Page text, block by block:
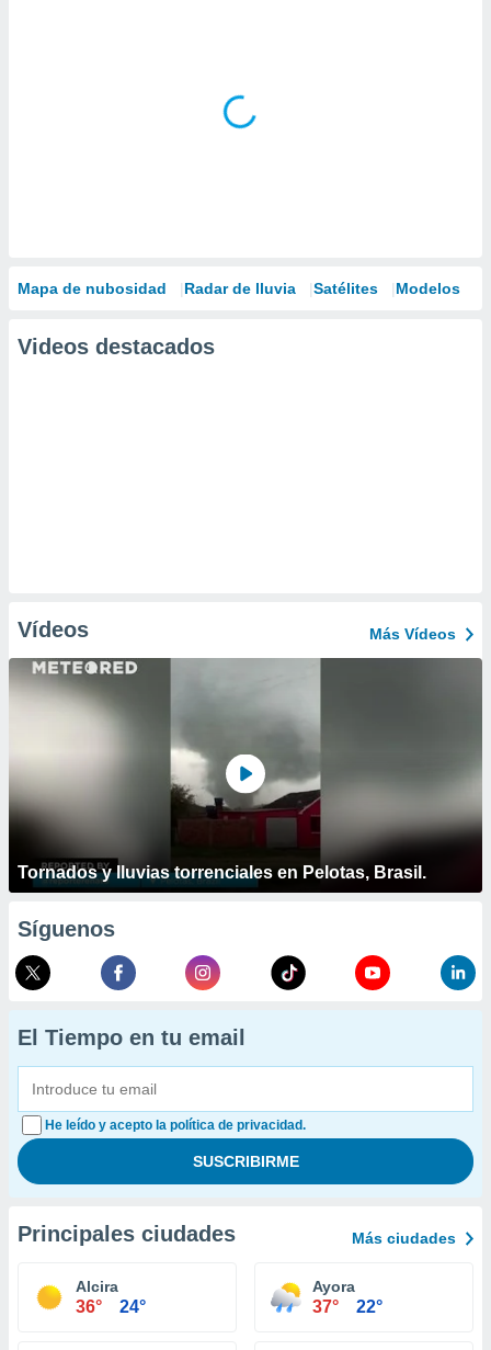
Mapa de nubosidad Radar de lluvia Satélites Modelos
Videos destacados
Vídeos Más Vídeos
Tornados y lluvias torrenciales en Pelotas, Brasil.
Síguenos
El Tiempo en tu email
He leído y acepto la política de privacidad.
Principales ciudades Más ciudades
Alcira
36° 24°
Ayora
37° 22°